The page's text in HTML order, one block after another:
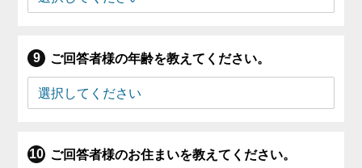
ご回答者様の年齢を教えてください。
ご回答者様のお住まいを教えてください。